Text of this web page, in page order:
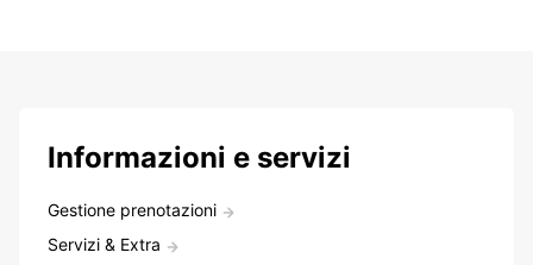
Informazioni e servizi
Gestione prenotazioni
Servizi & Extra